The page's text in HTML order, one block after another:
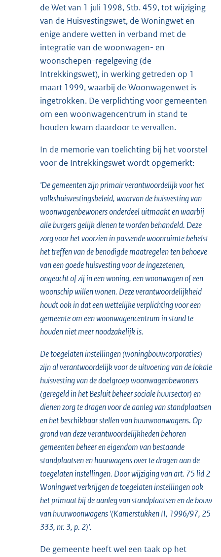
de Wet van 1 juli 1998, Stb. 459, tot wijziging
van de Huisvestingswet, de Woningwet en
enige andere wetten in verband met de
integratie van de woonwagen- en
woonschepen-regelgeving (de
Intrekkingswet), in werking getreden op 1
maart 1999, waarbij de Woonwagenwet is
ingetrokken. De verplichting voor gemeenten
om een woonwagencentrum in stand te
houden kwam daardoor te vervallen.
In de memorie van toelichting bij het voorstel
voor de Intrekkingswet wordt opgemerkt:
'De gemeenten zijn primair verantwoordelijk voor het
volkshuisvestingsbeleid, waarvan de huisvesting van
woonwagenbewoners onderdeel uitmaakt en waarbij
alle burgers gelijk dienen te worden behandeld. Deze
zorg voor het voorzien in passende woonruimte behelst
het treffen van de benodigde maatregelen ten behoeve
van een goede huisvesting voor de ingezetenen,
ongeacht of zij in een woning, een woonwagen of een
woonschip willen wonen. Deze verantwoordelijkheid
houdt ook in dat een wettelijke verplichting voor een
gemeente om een woonwagencentrum in stand te
houden niet meer noodzakelijk is.
De toegelaten instellingen (woningbouwcorporaties)
zijn al verantwoordelijk voor de uitvoering van de lokale
huisvesting van de doelgroep woonwagenbewoners
(geregeld in het Besluit beheer sociale huursector) en
dienen zorg te dragen voor de aanleg van standplaatsen
en het beschikbaar stellen van huurwoonwagens. Op
grond van deze verantwoordelijkheden behoren
gemeenten beheer en eigendom van bestaande
standplaatsen en huurwagens over te dragen aan de
toegelaten instellingen. Door wijziging van art. 75 lid 2
Woningwet verkrijgen de toegelaten instellingen ook
het primaat bij de aanleg van standplaatsen en de bouw
van huurwoonwagens '(Kamerstukken II, 1996/97, 25
333, nr. 3, p. 2)'.
De gemeente heeft wel een taak op het